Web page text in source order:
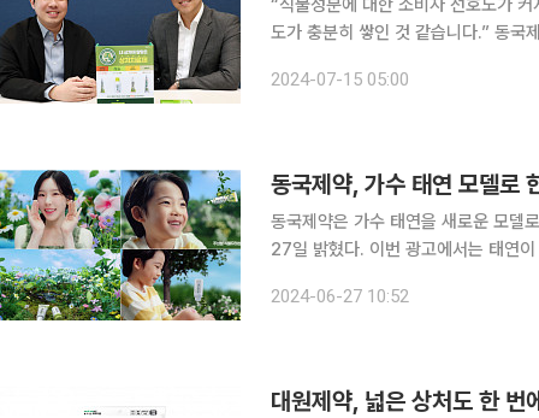
“식물성분에 대한 소비자 선호도가
도가 충분히 쌓인 것 같습니다.” 동국제약 상처치료제 ‘마데카솔’은 1970년 출시돼 반세기 넘는 동
분포된 식물에서 추출한 센텔라정량
2024-07-15 05:00
동국제약, 가수 태연 모델로
동국제약은 가수 태연을 새로운 모델
27일 밝혔다. 이번 광고에서는 태연이 ‘상처 요정’으로 출연해, 마데카솔겔과 마데카솔분말이 상처
상처구조대 캐릭터를 등장시켜
2024-06-27 10:52
대원제약, 넓은 상처도 한 번